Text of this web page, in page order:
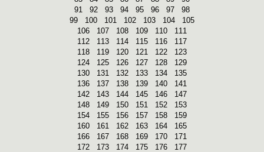
91
92 93 94 95 96 97
98
99
100 101 102 103 104
105
106
107 108 109 110
111
112
113 114 115 116
117
118
119 120 121 122
123
124
125 126 127 128
129
130
131 132 133 134
135
136
137 138 139 140
141
142
143 144 145 146
147
148
149 150 151 152
153
154
155 156 157 158
159
160
161 162 163 164
165
166
167 168 169 170
171
172
173 174 175 176
177